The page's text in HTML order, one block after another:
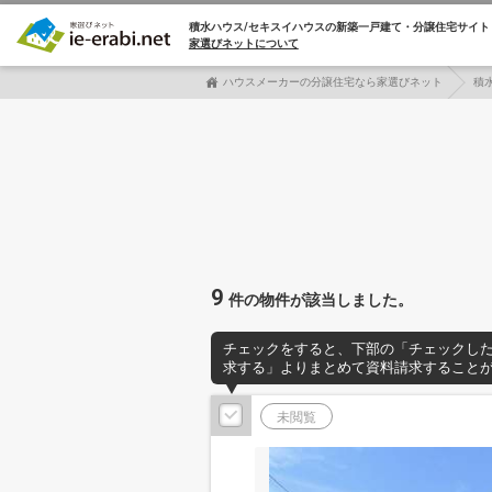
積水ハウス/セキスイハウスの新築一戸建て・分譲住宅サイト
家選びネットについて
ハウスメーカーの分譲住宅なら家選びネット 積
9 件の物件が該当しました。
チェックをすると、下部の「チェックし
求する」よりまとめて資料請求すること
未閲覧